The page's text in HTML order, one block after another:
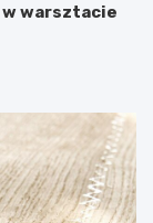
w warsztacie